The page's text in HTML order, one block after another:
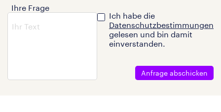
Ihre Frage
Ich habe die
Datenschutzbestimmungen
gelesen und bin damit
einverstanden.
Anfrage abschicken